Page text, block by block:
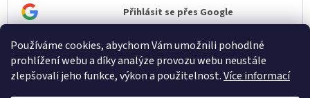
Používáme cookies, abychom Vám umožnili pohodlné
prohlížení webu a díky analýze provozu webu neustále
zlepšovali jeho funkce, výkon a použitelnost.Více informací
Přihlásit se přes Google
Přihlásit se přes Seznam